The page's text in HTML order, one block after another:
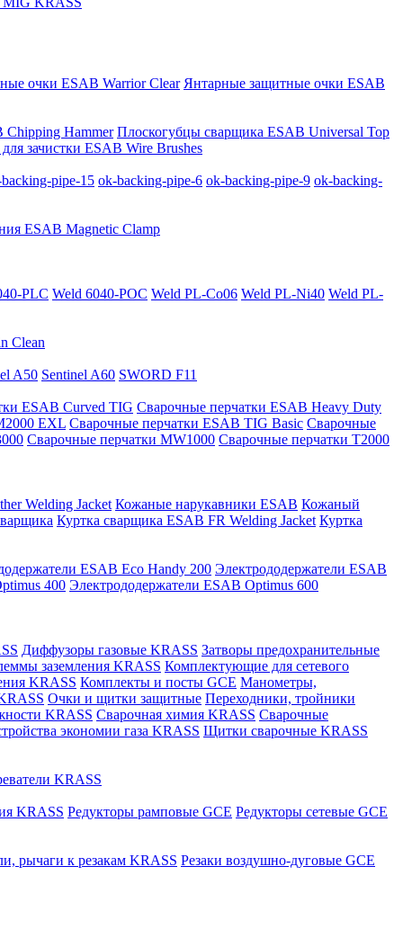
очки ESAB Warrior Clear Янтарные защитные очки ESAB
Hammer Плоскогубцы сварщика ESAB Universal Top
зачистки ESAB Wire Brushes
pipe-15 ok-backing-pipe-6 ok-backing-pipe-9 ok-backing-
ESAB Magnetic Clamp
PLС Weld 6040-POC Weld PL-Co06 Weld PL-Ni40 Weld PL-
Clean
A50 Sentinel A60 SWORD F11
ESAB Curved TIG Сварочные перчатки ESAB Heavy Duty
EXL Сварочные перчатки ESAB TIG Basic Сварочные
Сварочные перчатки MW1000 Сварочные перчатки T2000
Welding Jacket Кожаные нарукавники ESAB Кожаный
Куртка сварщика ESAB FR Welding Jacket Куртка
ESAB Eco Handy 200 Электрододержатели ESAB
400 Электрододержатели ESAB Optimus 600
Диффузоры газовые KRASS Затворы предохранительные
заземления KRASS Комплектующие для сетевого
KRASS Комплекты и посты GCE Манометры,
Очки и щитки защитные Переходники, тройники
KRASS Сварочная химия KRASS Сварочные
экономии газа KRASS Щитки сварочные KRASS
KRASS
KRASS Редукторы рамповые GCE Редукторы сетевые GCE
рычаги к резакам KRASS Резаки воздушно-дуговые GCE